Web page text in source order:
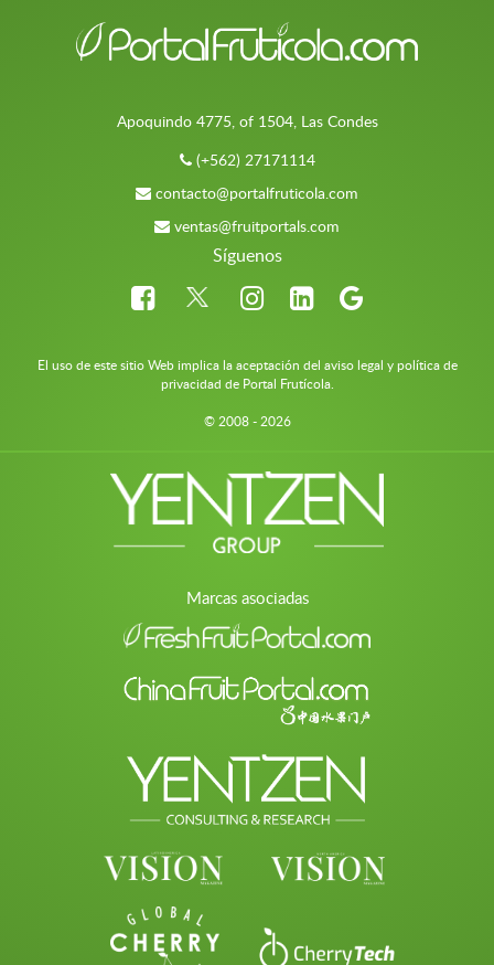
Apoquindo 4775, of 1504, Las Condes
(+562) 27171114
contacto@portalfruticola.com
ventas@fruitportals.com
Síguenos
El uso de este sitio Web implica la aceptación del aviso legal y política de
privacidad de Portal Frutícola.
© 2008 - 2026
Marcas asociadas